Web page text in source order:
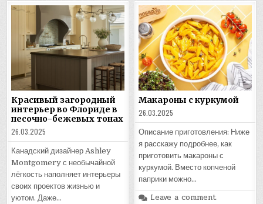
Красивый загородный
интерьер во Флориде в
песочно-бежевых тонах
26.03.2025
Канадский дизайнер Ashley
Montgomery с необычайной
лёгкость наполняет интерьеры
своих проектов жизнью и
уютом. Даже…
Макароны с куркумой
26.03.2025
Описание приготовления: Ниже
я расскажу подробнее, как
приготовить макароны с
куркумой. Вместо копченой
паприки можно…
Leave a comment